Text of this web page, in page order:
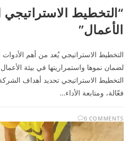
“التخطيط الاستراتيجي
الأعمال”
التخطيط الاستراتيجي يُعد من أهم الأدوات
لضمان نموها واستمراريتها في بيئة
التخطيط الاستراتيجي تحديد أهداف
فعّالة، ومتابعة الأداء…
0 COMMENTS